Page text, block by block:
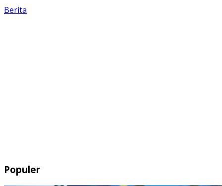
Berita
Populer